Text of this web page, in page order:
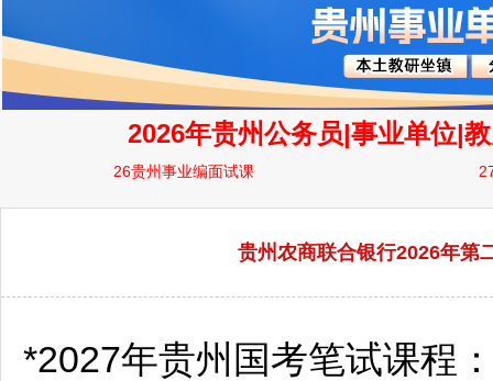
贵州农商联合银行2026年第
*2027年贵州国考笔试课程